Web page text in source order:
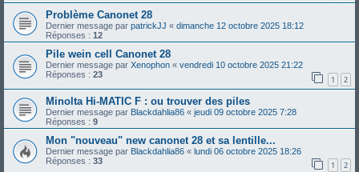
Problème Canonet 28
Dernier message par patrickJJ « dimanche 12 octobre 2025 18:12
Réponses : 12
Pile wein cell Canonet 28
Dernier message par Xenophon « vendredi 10 octobre 2025 21:22
Réponses : 23 1 2
Minolta Hi-MATIC F : ou trouver des piles
Dernier message par Blackdahlia86 « jeudi 09 octobre 2025 7:28
Réponses : 9
Mon "nouveau" new canonet 28 et sa lentille...
Dernier message par Blackdahlia86 « lundi 06 octobre 2025 18:26
Réponses : 33 1 2